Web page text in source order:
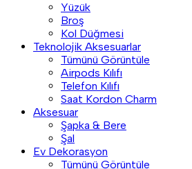
Yüzük
Broş
Kol Düğmesi
Teknolojik Aksesuarlar
Tümünü Görüntüle
Airpods Kılıfı
Telefon Kılıfı
Saat Kordon Charm
Aksesuar
Şapka & Bere
Şal
Ev Dekorasyon
Tümünü Görüntüle